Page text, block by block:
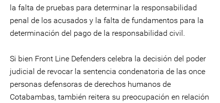
la falta de pruebas para determinar la responsabilidad
penal de los acusados y la falta de fundamentos para la
determinación del pago de la responsabilidad civil.
Si bien Front Line Defenders celebra la decisión del poder
judicial de revocar la sentencia condenatoria de las once
personas defensoras de derechos humanos de
Cotabambas, también reitera su preocupación en relación